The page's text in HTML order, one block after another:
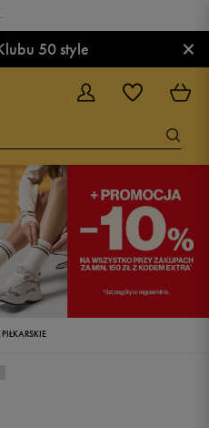
50 style ×
PIŁKARSKIE